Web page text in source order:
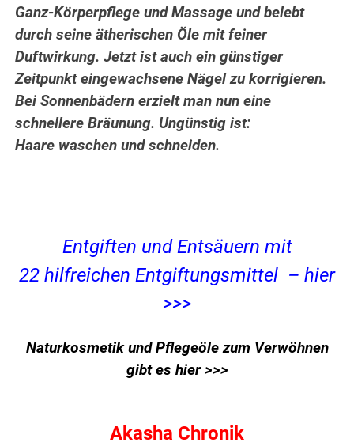
Ganz-Körperpflege und Massage und belebt
durch seine ätherischen Öle mit feiner
Duftwirkung. Jetzt ist auch ein günstiger
Zeitpunkt eingewachsene Nägel zu korrigieren.
Bei Sonnenbädern erzielt man nun eine
schnellere Bräunung. Ungünstig ist:
Haare waschen und schneiden.
Entgiften und Entsäuern mit
22 hilfreichen Entgiftungsmittel – hier
>>>
Naturkosmetik und Pflegeöle zum Verwöhnen
gibt es hier >>>
Akasha Chronik